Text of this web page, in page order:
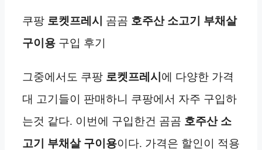
쿠팡 로켓프레시 곰곰 호주산 소고기 부채살
구이용 구입 후기
그중에서도 쿠팡 로켓프레시 에 다양한 가격
대 고기들이 판매하니 쿠팡에서 자주 구입하
는것 같다. 이번에 구입한건 곰곰 호주산 소
고기 부채살 구이용이다. 가격은 할인이 적용